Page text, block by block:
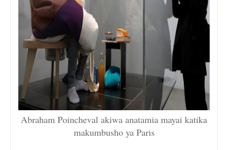
Abraham Poincheval akiwa anatamia mayai katika
makumbusho ya Paris